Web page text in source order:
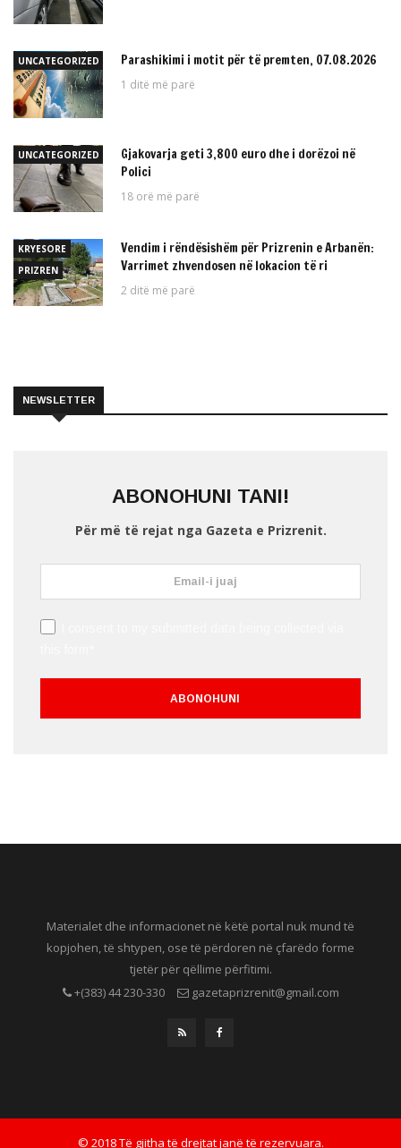
UNCATEGORIZED Parashikimi i motit për të premten, 07.08.2026
1 ditë më parë
UNCATEGORIZED
Gjakovarja geti 3,800 euro dhe i dorëzoi në
Polici
18 orë më parë
KRYESORE
PRIZREN
Vendim i rëndësishëm për Prizrenin e Arbanën:
Varrimet zhvendosen në lokacion të ri
2 ditë më parë
NEWSLETTER
ABONOHUNI TANI!
Për më të rejat nga Gazeta e Prizrenit.
Materialet dhe informacionet në këtë portal nuk mund të
kopjohen, të shtypen, ose të përdoren në çfarëdo forme
tjetër për qëllime përfitimi.
+(383) 44 230-330
gazetaprizrenit@gmail.com
© 2018 Të gjitha të drejtat janë të rezervuara.